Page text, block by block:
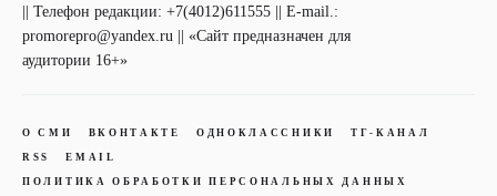
|| Телефон редакции: +7(4012)611555 || E-mail.:
promorepro@yandex.ru || «Сайт предназначен для
аудитории 16+»
О СМИ ВКОНТАКТЕ ОДНОКЛАССНИКИ
ТГ-КАНАЛ
RSS
EMAIL
ПОЛИТИКА ОБРАБОТКИ ПЕРСОНАЛЬНЫХ ДАННЫХ